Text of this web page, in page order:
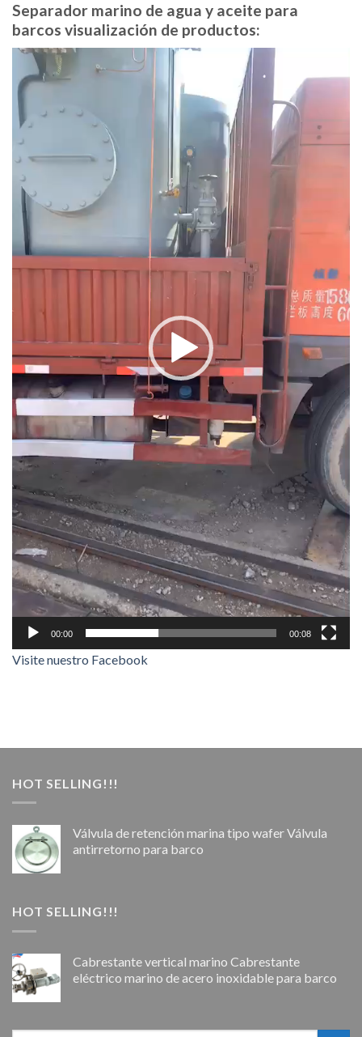
Separador marino de agua y aceite para
barcos visualización de productos:
Video
Player
00:00 00:08
Visite nuestro Facebook
HOT SELLING!!!
Válvula de retención marina tipo wafer Válvula
antirretorno para barco
HOT SELLING!!!
Cabrestante vertical marino Cabrestante
eléctrico marino de acero inoxidable para barco